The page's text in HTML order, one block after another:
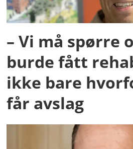
– Vi må spørre
burde fått
ikke bare
får avslag